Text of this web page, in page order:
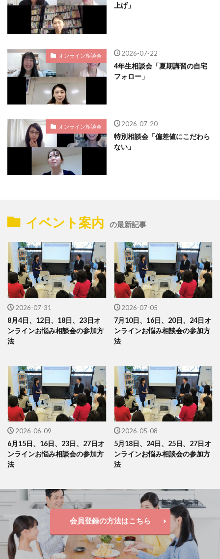
上げ」
オンライン相談会 2026-07-22
4年生相談会「夏期講習の自宅
フォロー」
オンライン相談会 2026-07-20
特別相談会「偏差値にこだわら
ない」
イベント案内 の最新記事
2026-07-31
8月4日、12日、18日、23日オ
ンラインお悩み相談会の参加方
法
2026-07-05
7月10日、16日、20日、24日オ
ンラインお悩み相談会の参加方
法
2026-06-09
6月15日、16日、23日、27日オ
ンラインお悩み相談会の参加方
法
2026-05-08
5月18日、24日、25日、27日オ
ンラインお悩み相談会の参加方
法
会員登録の方法はこちら